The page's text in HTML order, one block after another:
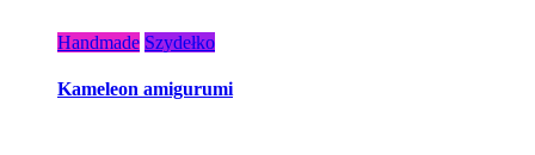
Handmade Szydełko
Kameleon amigurumi